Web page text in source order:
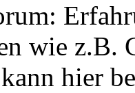
wie z.B.
hier